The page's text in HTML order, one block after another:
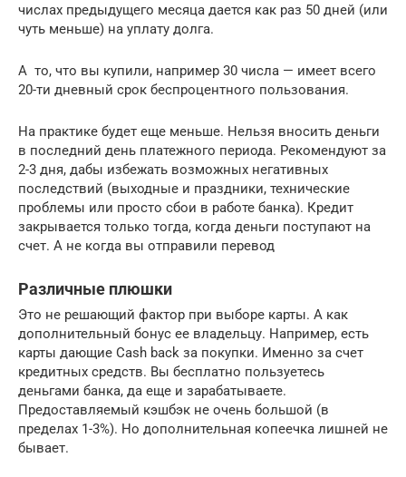
числах предыдущего месяца дается как раз 50 дней (или
чуть меньше) на уплату долга.
А то, что вы купили, например 30 числа — имеет всего
20-ти дневный срок беспроцентного пользования.
На практике будет еще меньше. Нельзя вносить деньги
в последний день платежного периода. Рекомендуют за
2-3 дня, дабы избежать возможных негативных
последствий (выходные и праздники, технические
проблемы или просто сбои в работе банка). Кредит
закрывается только тогда, когда деньги поступают на
счет. А не когда вы отправили перевод
Различные плюшки
Это не решающий фактор при выборе карты. А как
дополнительный бонус ее владельцу. Например, есть
карты дающие Cash back за покупки. Именно за счет
кредитных средств. Вы бесплатно пользуетесь
деньгами банка, да еще и зарабатываете.
Предоставляемый кэшбэк не очень большой (в
пределах 1-3%). Но дополнительная копеечка лишней не
бывает.